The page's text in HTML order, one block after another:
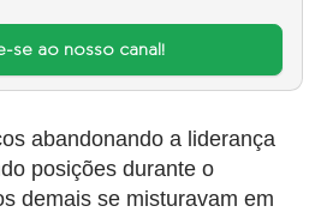
se ao nosso canal!
abandonando a liderança
posições durante o
demais se misturavam em